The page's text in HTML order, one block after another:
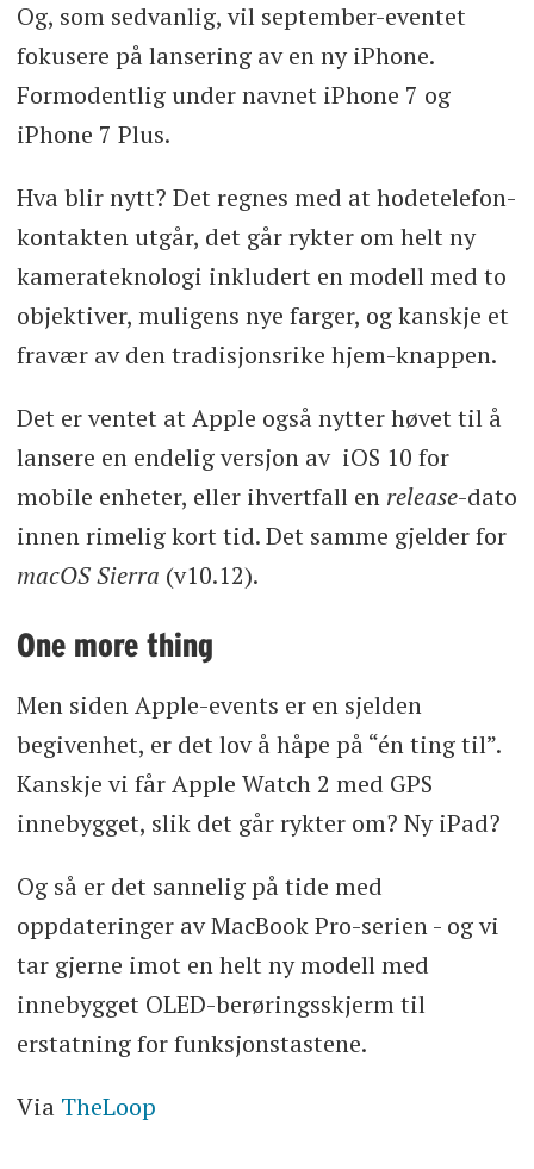
Og, som sedvanlig, vil september-eventet
fokusere på lansering av en ny iPhone.
Formodentlig under navnet iPhone 7 og
iPhone 7 Plus.
Hva blir nytt? Det regnes med at hodetelefon-
kontakten utgår, det går rykter om helt ny
kamerateknologi inkludert en modell med to
objektiver, muligens nye farger, og kanskje et
fravær av den tradisjonsrike hjem-knappen.
Det er ventet at Apple også nytter høvet til å
lansere en endelig versjon av iOS 10 for
mobile enheter, eller ihvertfall en release-dato
innen rimelig kort tid. Det samme gjelder for
macOS Sierra (v10.12).
One more thing
Men siden Apple-events er en sjelden
begivenhet, er det lov å håpe på “én ting til”.
Kanskje vi får Apple Watch 2 med GPS
innebygget, slik det går rykter om? Ny iPad?
Og så er det sannelig på tide med
oppdateringer av MacBook Pro-serien - og vi
tar gjerne imot en helt ny modell med
innebygget OLED-berøringsskjerm til
erstatning for funksjonstastene.
Via TheLoop